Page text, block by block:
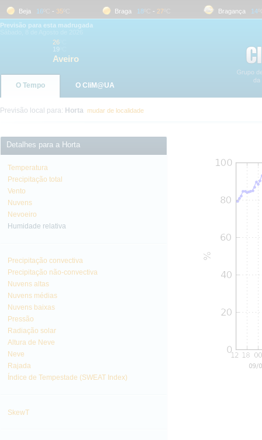
Beja 16 ºC- 35 ºC Braga 18 ºC- 27 ºC Bragança 14 ºC-
Previsão para esta madrugada
26
19
Aveiro
O Tempo O CliM@UA
Previsão local para: Horta mudar de localidade
Detalhes para a Horta
Temperatura
Precipitação total
Vento
Nuvens
Nevoeiro
Humidade relativa
Precipitação convectiva
Precipitação não-convectiva
Nuvens altas
Nuvens médias
Nuvens baixas
Pressão
Radiação solar
Altura de Neve
Neve
Rajada
Índice de Tempestade (SWEAT Index)
SkewT